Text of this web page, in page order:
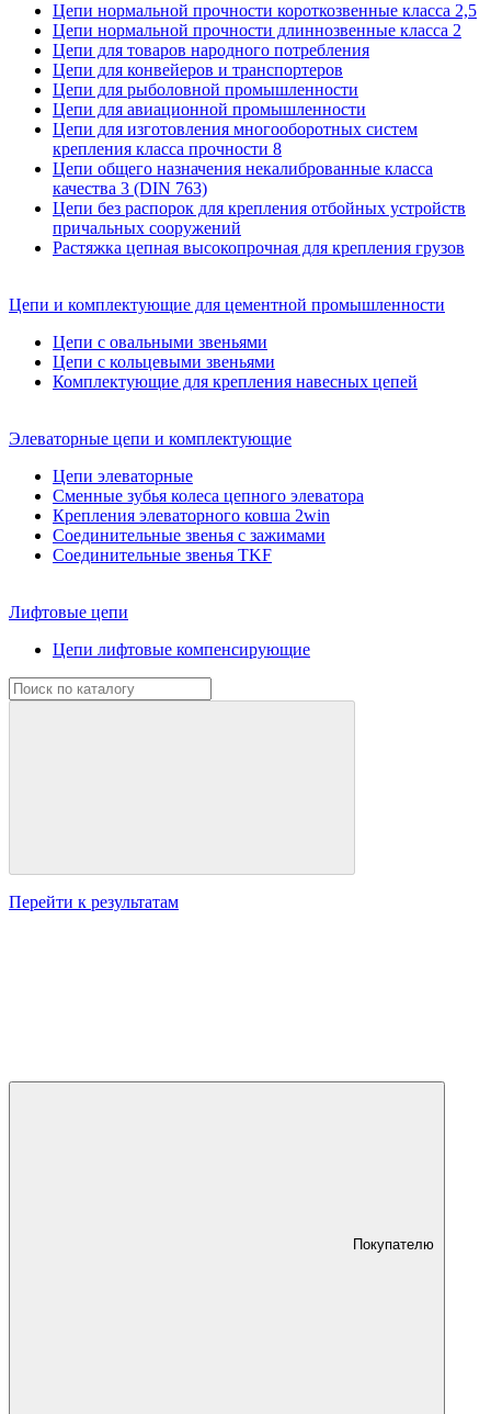
Цепи нормальной прочности короткозвенные класса 2,5
Цепи нормальной прочности длиннозвенные класса 2
Цепи для товаров народного потребления
Цепи для конвейеров и транспортеров
Цепи для рыболовной промышленности
Цепи для авиационной промышленности
Цепи для изготовления многооборотных систем
крепления класса прочности 8
Цепи общего назначения некалиброванные класса
качества 3 (DIN 763)
Цепи без распорок для крепления отбойных устройств
причальных сооружений
Растяжка цепная высокопрочная для крепления грузов
Цепи и комплектующие для цементной промышленности
Цепи с овальными звеньями
Цепи с кольцевыми звеньями
Комплектующие для крепления навесных цепей
Элеваторные цепи и комплектующие
Цепи элеваторные
Сменные зубья колеса цепного элеватора
Крепления элеваторного ковша 2win
Соединительные звенья с зажимами
Соединительные звенья TKF
Лифтовые цепи
Цепи лифтовые компенсирующие
Перейти к результатам
Покупателю